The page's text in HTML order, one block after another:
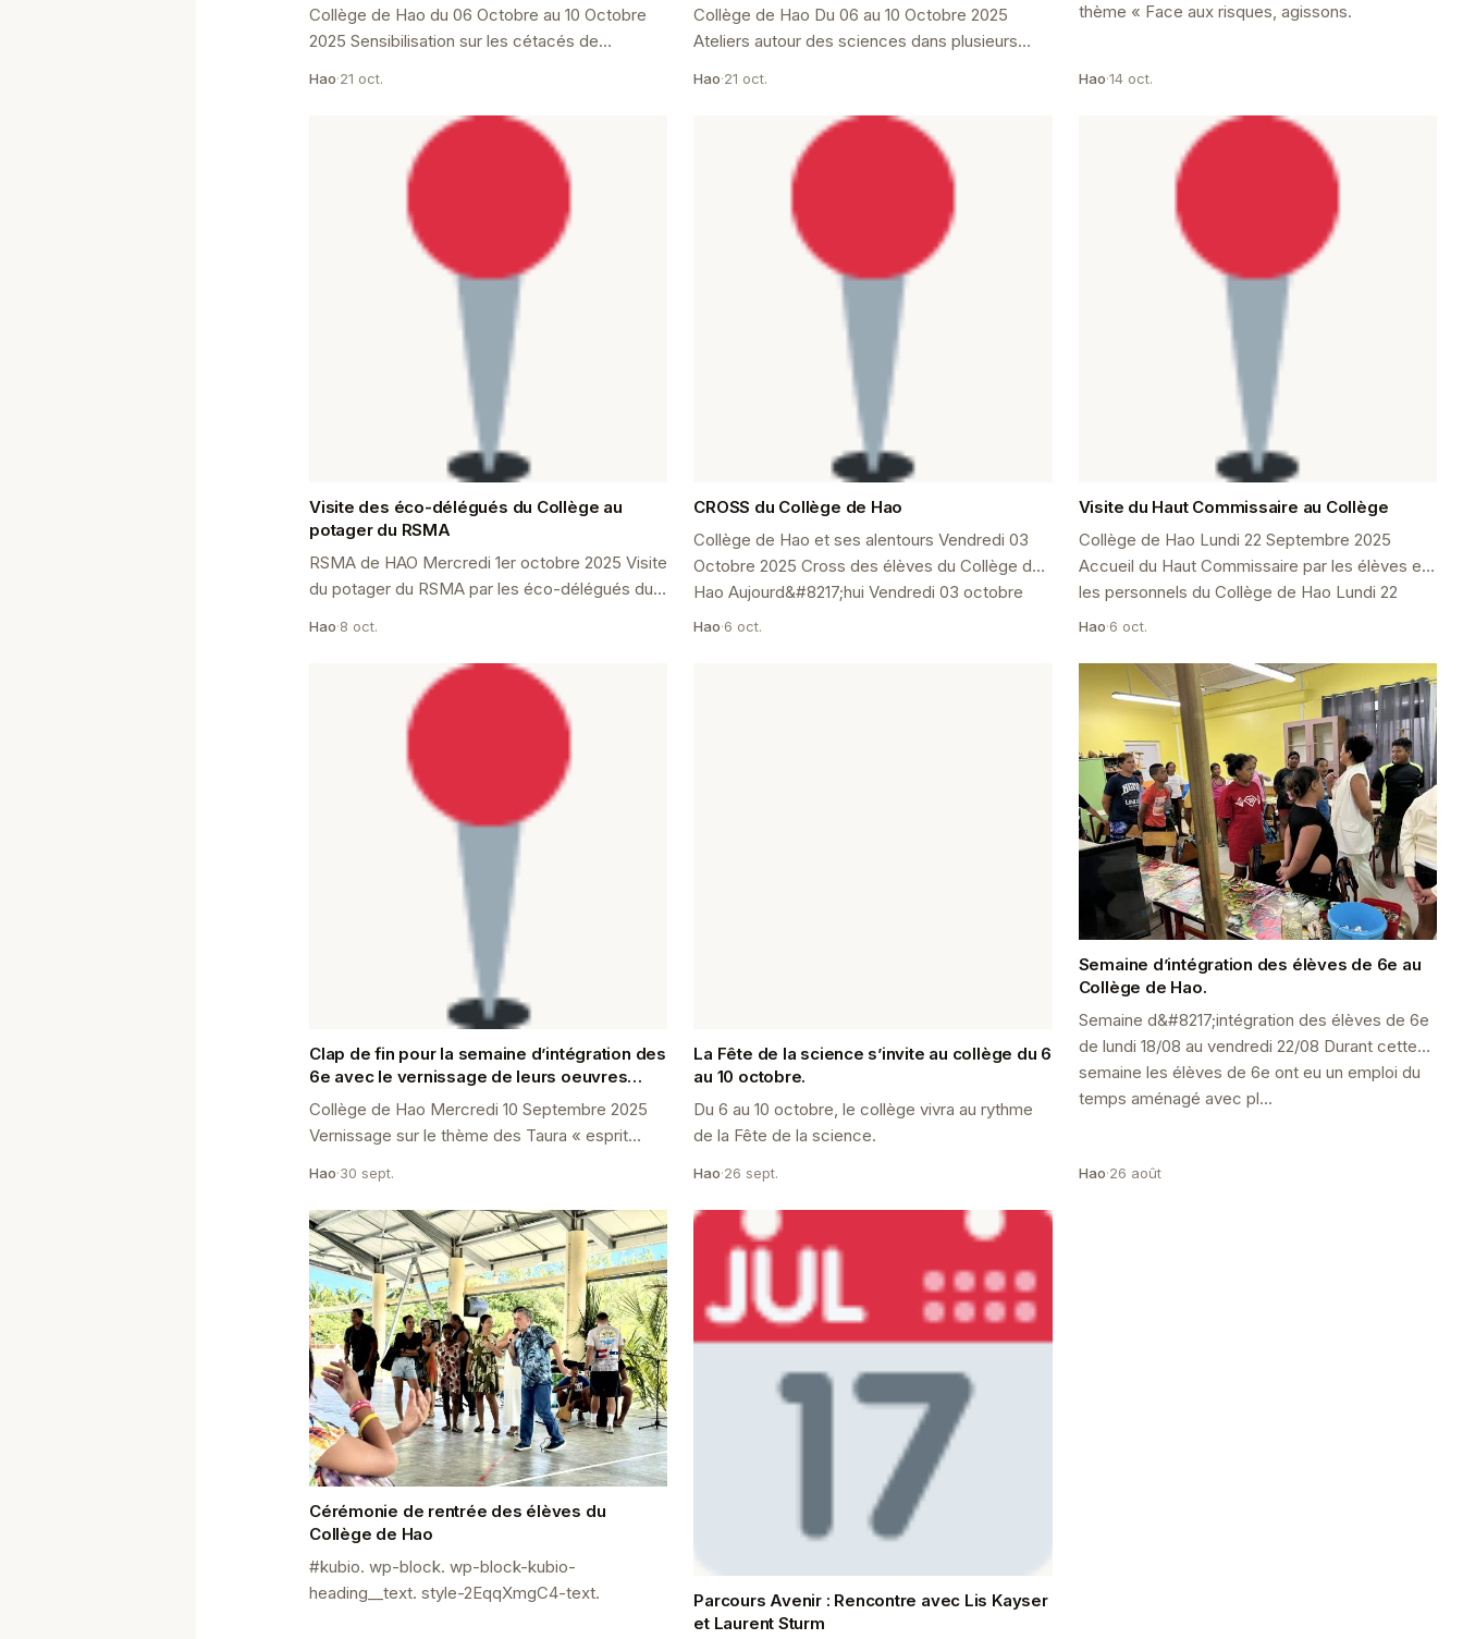
Collège de Hao du 06 Octobre au 10 Octobre
2025 Sensibilisation sur les cétacés de
Hao·21 oct.
Collège de Hao Du 06 au 10 Octobre 2025
Ateliers autour des sciences dans plusieurs
Hao·21 oct.
thème « Face aux risques, agissons.
Hao·14 oct.
Visite des éco-délégués du Collège au
potager du RSMA
RSMA de HAO Mercredi 1er octobre 2025 Visite
du potager du RSMA par les éco-délégués du
Hao·8 oct.
CROSS du Collège de Hao
Collège de Hao et ses alentours Vendredi 03
Octobre 2025 Cross des élèves du Collège de
Hao Aujourd&#8217;hui Vendredi 03 octobre
2025 s&#8217;est déroulé c...
Hao·6 oct.
Visite du Haut Commissaire au Collège
Collège de Hao Lundi 22 Septembre 2025
Accueil du Haut Commissaire par les élèves et
les personnels du Collège de Hao Lundi 22
Septembre 2025, le Collège de ...
Hao·6 oct.
Clap de fin pour la semaine d’intégration des
6e avec le vernissage de leurs oeuvres
artistiques réalisées avec M. Teriitanoa et
Mme Marakai
Collège de Hao Mercredi 10 Septembre 2025
Vernissage sur le thème des Taura « esprit
vernissage des œuvres réali...
Hao·30 sept.
La Fête de la science s’invite au collège du 6
au 10 octobre.
Du 6 au 10 octobre, le collège vivra au rythme
de la Fête de la science.
Hao·26 sept.
Semaine d’intégration des élèves de 6e au
Collège de Hao.
Semaine d&#8217;intégration des élèves de 6e
de lundi 18/08 au vendredi 22/08 Durant cette
semaine les élèves de 6e ont eu un emploi du
temps aménagé avec pl...
Hao·26 août
Cérémonie de rentrée des élèves du
Collège de Hao
#kubio. wp-block. wp-block-kubio-
heading__text. style-2EqqXmgC4-text.
Parcours Avenir : Rencontre avec Lis Kayser
et Laurent Sturm